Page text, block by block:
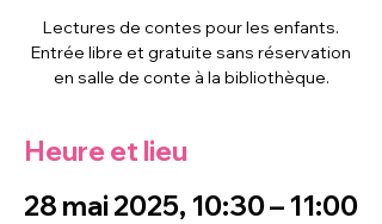
Lectures de contes pour les enfants.
Entrée libre et gratuite sans réservation
en salle de conte à la bibliothèque.
Heure et lieu
28 mai 2025, 10:30 – 11:00